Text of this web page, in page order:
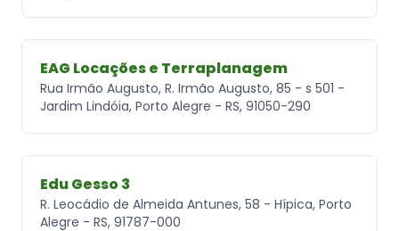
EAG Locações e Terraplanagem
Rua Irmão Augusto, R. Irmão Augusto, 85 - s 501 -
Jardim Lindóia, Porto Alegre - RS, 91050-290
Edu Gesso 3
R. Leocádio de Almeida Antunes, 58 - Hípica, Porto
Alegre - RS, 91787-000